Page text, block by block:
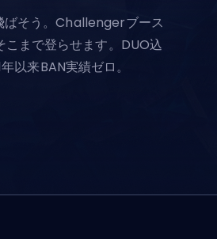
ばそう。Challengerブース
こまで登らせます。DUO込
以来BAN実績ゼロ。